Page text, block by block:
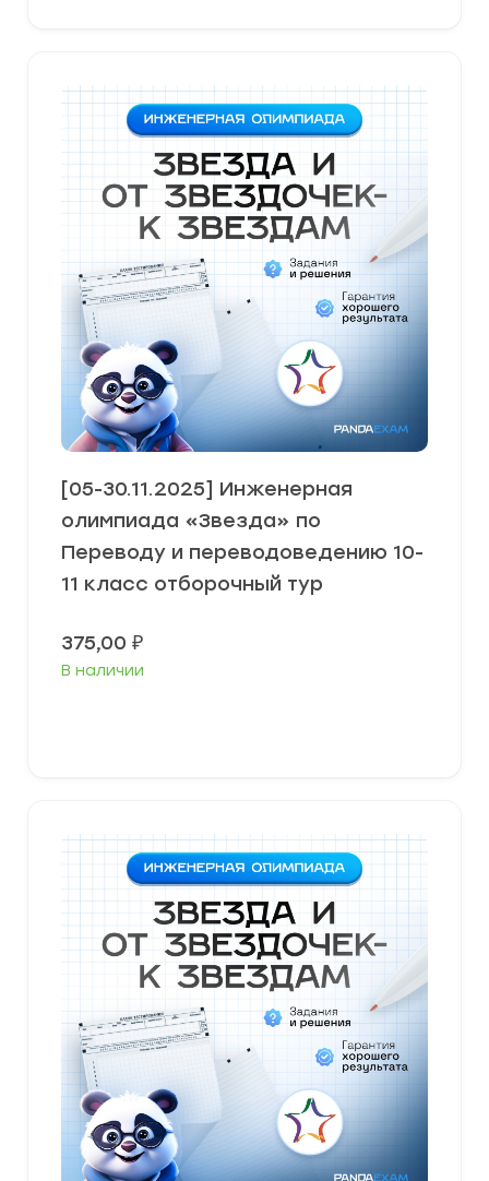
[05-30.11.2025] Инженерная
олимпиада «Звезда» по
Переводу и переводоведению 10-
11 класс отборочный тур
375,00 ₽
В наличии